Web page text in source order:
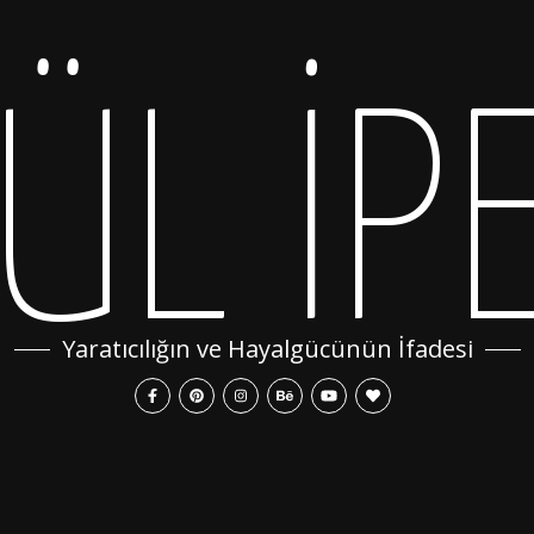
Yaratıcılığın ve Hayalgücünün İfadesi